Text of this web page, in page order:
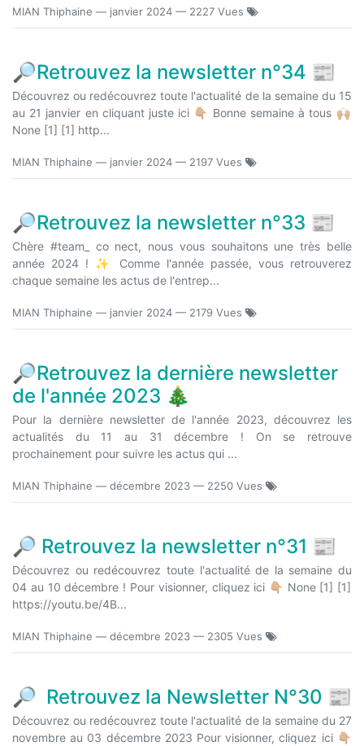
MIAN Thiphaine — janvier 2024 — 2227 Vues
🔎Retrouvez la newsletter n°34 📰
Découvrez ou redécouvrez toute l'actualité de la semaine du 15
au 21 janvier en cliquant juste ici 👇🏼 Bonne semaine à tous 🙌🏼
None [1] [1] http...
MIAN Thiphaine — janvier 2024 — 2197 Vues
🔎Retrouvez la newsletter n°33 📰
Chère #team_ co nect, nous vous souhaitons une très belle
année 2024 ! ✨ Comme l'année passée, vous retrouverez
chaque semaine les actus de l'entrep...
MIAN Thiphaine — janvier 2024 — 2179 Vues
🔎Retrouvez la dernière newsletter
de l'année 2023 🎄
Pour la dernière newsletter de l'année 2023, découvrez les
actualités du 11 au 31 décembre ! On se retrouve
prochainement pour suivre les actus qui ...
MIAN Thiphaine — décembre 2023 — 2250 Vues
🔎 Retrouvez la newsletter n°31 📰
Découvrez ou redécouvrez toute l'actualité de la semaine du
04 au 10 décembre ! Pour visionner, cliquez ici 👇🏼 None [1] [1]
https://youtu.be/4B...
MIAN Thiphaine — décembre 2023 — 2305 Vues
🔎 Retrouvez la Newsletter N°30 📰
Découvrez ou redécouvrez toute l'actualité de la semaine du 27
novembre au 03 décembre 2023 Pour visionner, cliquez ici 👇🏼